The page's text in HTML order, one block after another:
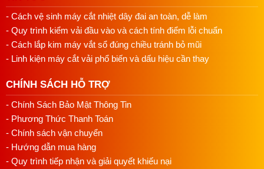
dàng mà không lo kim bị gãy
- Máy may bao công nghiệp có tốc độ may lên đến 10m mỗi
phút. Vì vậy mang lại cao cho người sử dụng khi giúp cho
hoàn thành công việc môt cách nhanh chóng, tiết kiệm thời
bao gạo, bao phân bón, hóa chất,.. Làm bằng đay, giấy, vải,
nhựa, và các loại vải, lưới cho nông nghiệp, thùng carton,…
- Đường khâu miệng bao chắc chắn, thẩm mỹ cao. Đặc biệt
hoạt động rất ổn định ít hư hỏng giúp tiết kiệm tiền bạc và
thời gian của người sử dụng. Máy là một sản phẩm
- Cách vệ sinh máy cắt nhiệt dây đai an toàn, dễ làm
- Quy trình kiểm vải đầu vào và cách tính điểm lỗi chuẩn
- Cách lắp kim máy vắt sổ đúng chiều tránh bỏ mũi
- Linh kiện máy cắt vải phổ biến và dấu hiệu cần thay
CHÍNH SÁCH HỖ TRỢ
- Chính Sách Bảo Mật Thông Tin
- Phương Thức Thanh Toán
- Chính sách vận chuyển
- Hướng dẫn mua hàng
- Quy trình tiếp nhận và giải quyết khiếu nại